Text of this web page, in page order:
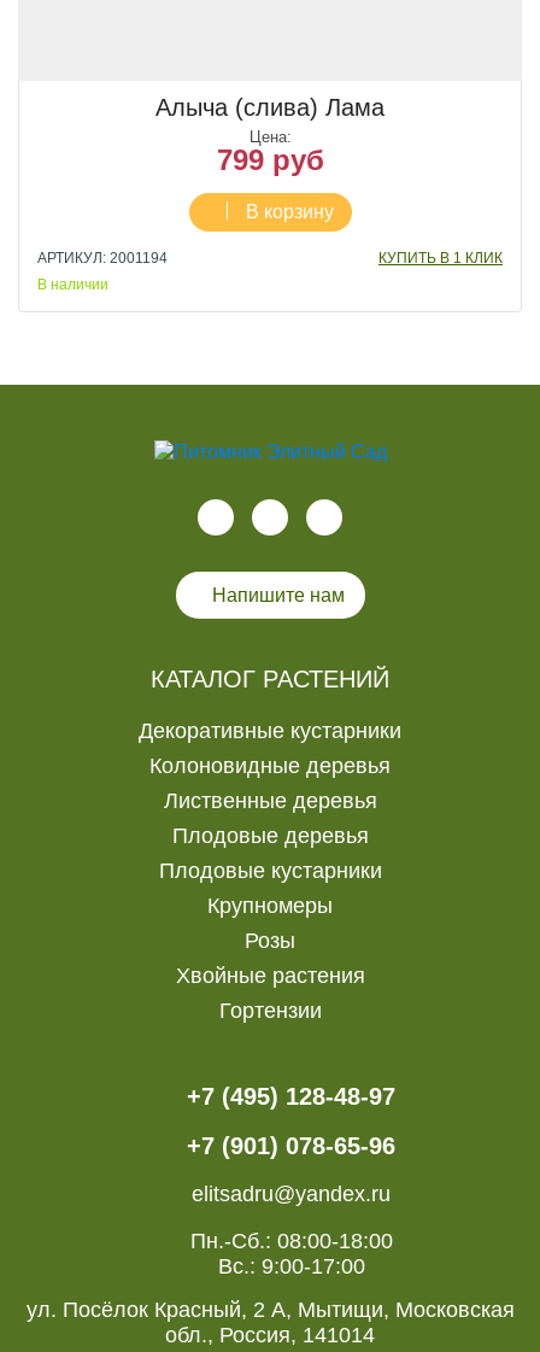
Алыча (слива) Лама
Цена:
799 руб
В корзину
АРТИКУЛ: 2001194
КУПИТЬ В 1 КЛИК
В наличии
Напишите нам
КАТАЛОГ РАСТЕНИЙ
Декоративные кустарники
Колоновидные деревья
Лиственные деревья
Плодовые деревья
Плодовые кустарники
Крупномеры
Розы
Хвойные растения
Гортензии
+7 (495) 128-48-97
+7 (901) 078-65-96
elitsadru@yandex.ru
Пн.-Сб.: 08:00-18:00
Вс.: 9:00-17:00
ул. Посёлок Красный, 2 А, Мытищи, Московская
обл., Россия, 141014